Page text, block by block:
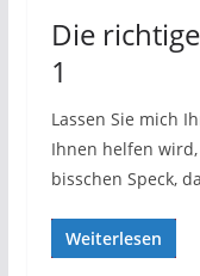
Die
1
Lassen Sie mich
Ihnen helfen
bisschen Speck,
Weiterlesen